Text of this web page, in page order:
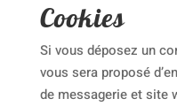
Cookies
Si vous déposez un
vous sera proposé
de messagerie et site